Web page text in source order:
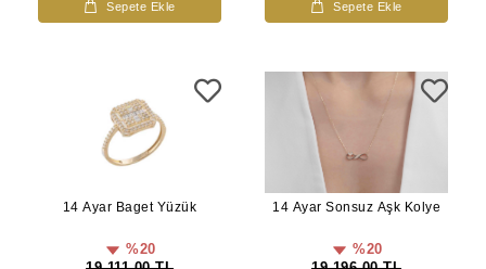
Sepete Ekle Sepete Ekle
14 Ayar Baget Yüzük
%20
14 Ayar Sonsuz Aşk Kolye
%20